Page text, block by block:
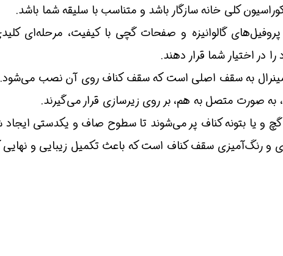
کلی خانه سازگار باشد و متناسب با سلیقه شما باشد.
گالوانیزه و صفحات گچی با کیفیت، مرحله‌ای
در اختیار شما قرار دهند.​​​​​​​
به سقف اصلی است که سقف کناف روی آن نصب می‌شود.
صورت متصل به هم، بر روی زیرسازی قرار می‌گیرند.
و یا بتونه کناف پر می‌شوند تا سطوح صاف و یکدستی ایجاد
و رنگ‌آمیزی سقف کناف است که باعث تکمیل زیبایی و نهایی